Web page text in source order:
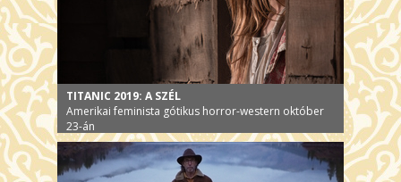
TITANIC 2019: A SZÉL
Amerikai feminista gótikus horror-western október
23-án